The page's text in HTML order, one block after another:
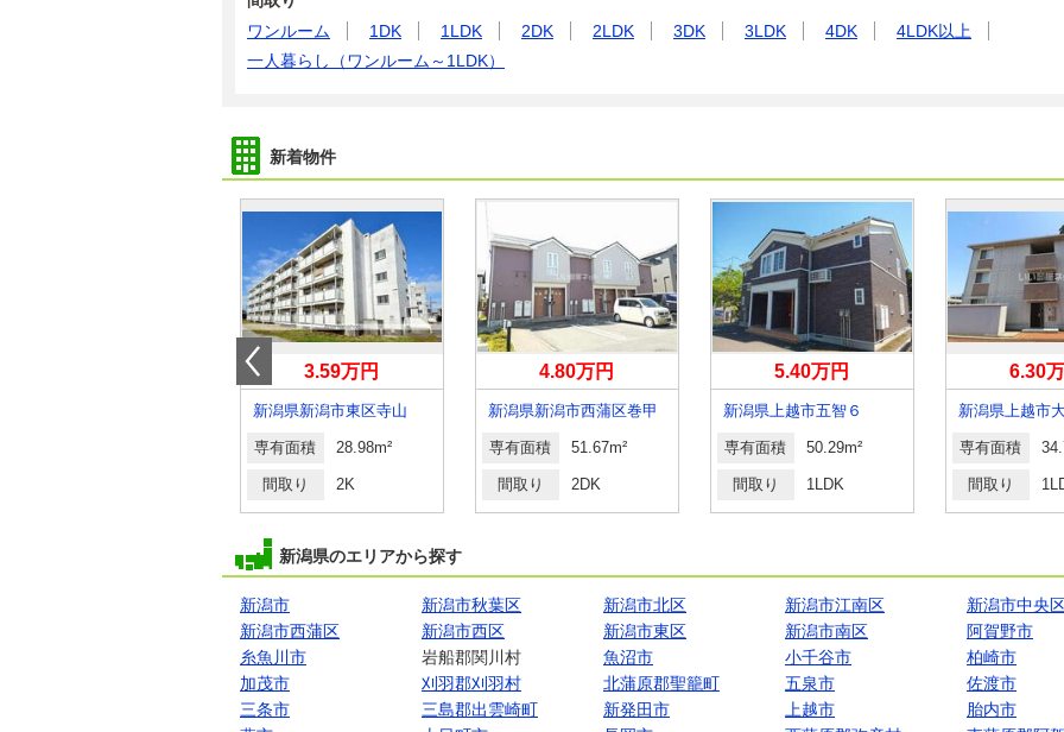
ワンルーム
1DK 1LDK 2DK 2LDK 3DK 3LDK 4DK
4LDK以上
一人暮らし（ワンルーム～1LDK）
新着物件
3.59万円
新潟県新潟市東区寺山
専有面積 28.98m²
間取り 2K
4.80万円
新潟県新潟市西蒲区巻甲
専有面積 51.67m²
間取り 2DK
5.40万円
新潟県上越市五智６
専有面積 50.29m²
間取り 1LDK
6.30
新潟県上越市
専有面積
間取り
新潟県のエリアから探す
新潟市 新潟市秋葉区 新潟市北区 新潟市江南区
新潟市中央
新潟市西蒲区
新潟市西区 新潟市東区 新潟市南区
阿賀野市
糸魚川市
岩船郡関川村 魚沼市 小千谷市
柏崎市
加茂市
刈羽郡刈羽村 北蒲原郡聖籠町 五泉市
佐渡市
三条市
三島郡出雲崎町 新発田市 上越市
胎内市